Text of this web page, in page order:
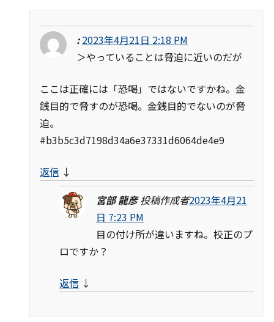
: 2023年4月21日 2:18 PM
＞やっていることは脅迫に近いのだが
ここは正確には「恐喝」ではないですかね。金
銭目的で脅すのが恐喝。金銭目的でないのが脅
迫。
#b3b5c3d7198d34a6e37331d6064de4e9
返信 ↓
宮部 龍彦 投稿作成者2023年4月21
日 7:23 PM
目の付け所が違いますね。校正のプ
ロですか？
返信 ↓